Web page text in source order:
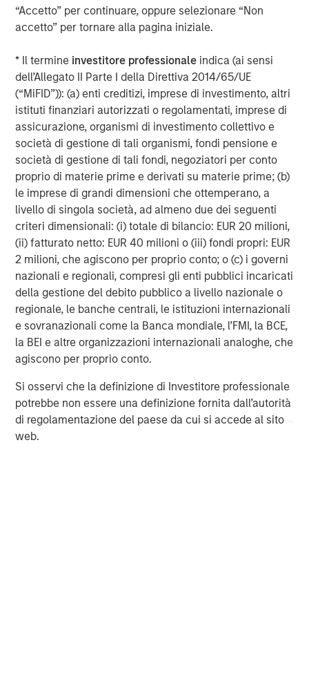
“Accetto” per continuare, oppure selezionare “Non
accetto” per tornare alla pagina iniziale.
* Il termine investitore professionale indica (ai sensi
dell’Allegato II Parte I della Direttiva 2014/65/UE
(“MiFID”)): (a) enti creditizi, imprese di investimento, altri
istituti finanziari autorizzati o regolamentati, imprese di
assicurazione, organismi di investimento collettivo e
società di gestione di tali organismi, fondi pensione e
società di gestione di tali fondi, negoziatori per conto
proprio di materie prime e derivati su materie prime; (b)
le imprese di grandi dimensioni che ottemperano, a
livello di singola società, ad almeno due dei seguenti
criteri dimensionali: (i) totale di bilancio: EUR 20 milioni,
(ii) fatturato netto: EUR 40 milioni o (iii) fondi propri: EUR
2 milioni, che agiscono per proprio conto; o (c) i governi
nazionali e regionali, compresi gli enti pubblici incaricati
della gestione del debito pubblico a livello nazionale o
regionale, le banche centrali, le istituzioni internazionali
e sovranazionali come la Banca mondiale, l’FMI, la BCE,
la BEI e altre organizzazioni internazionali analoghe, che
agiscono per proprio conto.
Si osservi che la definizione di Investitore professionale
potrebbe non essere una definizione fornita dall’autorità
di regolamentazione del paese da cui si accede al sito
web.
Energy Partners, please visit
www.morganstanley.com/im/energypartners
About Morgan Stanley Investment Management
Morgan Stanley Investment Management, together with
its investment advisory affiliates, has more than 608
investment professionals around the world and $482
billion in assets under management or supervision as of
December 31, 2017. Morgan Stanley Investment
Management strives to provide outstanding long-term
investment performance, service and a comprehensive
suite of investment management solutions to a diverse
client base, which includes governments, institutions,
corporations and individuals worldwide. For further
information about Morgan Stanley Investment
Management, please visit
www.morganstanley.com/im
About Morgan Stanley
Morgan Stanley (NYSE: MS) is a leading global financial
services firm providing investment banking, securities,
wealth management and investment management
services. With offices in more than 42 countries, the
Firm's employees serve clients worldwide including